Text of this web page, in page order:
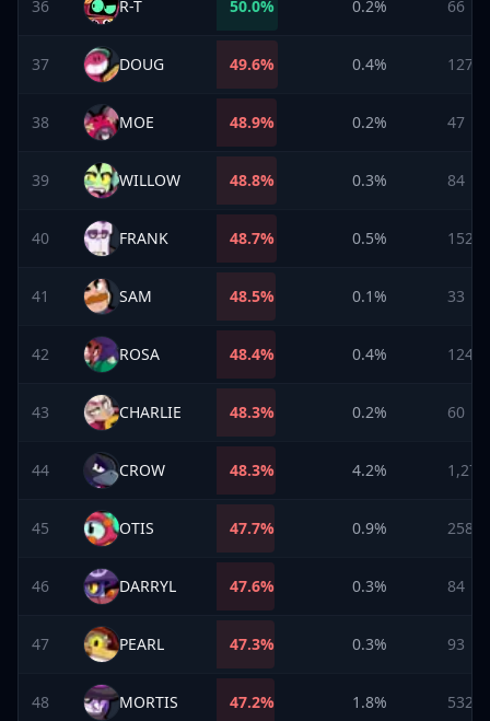
36 R-T 50.0% 0.2% 66
37 DOUG 49.6% 0.4% 127
38 MOE 48.9% 0.2% 47
39 WILLOW 48.8% 0.3% 84
40 FRANK 48.7% 0.5% 152
41 SAM 48.5% 0.1% 33
42 ROSA 48.4% 0.4% 124
43 CHARLIE 48.3% 0.2% 60
44 CROW 48.3% 4.2% 1,273
45 OTIS 47.7% 0.9% 258
46 DARRYL 47.6% 0.3% 84
47 PEARL 47.3% 0.3% 93
48 MORTIS 47.2% 1.8% 532